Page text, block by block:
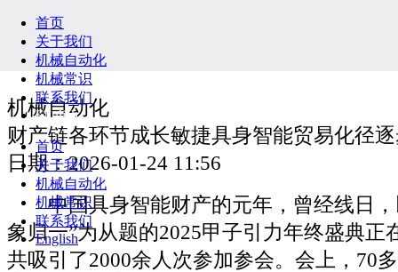
首页
关于我们
机械自动化
机械常识
联系我们
English
首页
关于我们
机械自动化
机械常识
联系我们
English
机械自动化
财产链各环节成长敏捷具身智能贸易化径
日期：2026-01-24 11:56
中国具身智能财产的元年，曾经线日，
象归一”为从题的2025甲子引力年终盛典正
共吸引了2000余人次参加参会。会上，70